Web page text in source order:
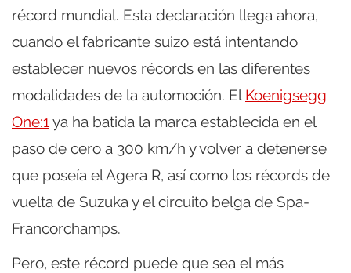
récord mundial. Esta declaración llega ahora,
cuando el fabricante suizo está intentando
establecer nuevos récords en las diferentes
modalidades de la automoción. El Koenigsegg
One:1ya ha batida la marca establecida en el
paso de cero a 300 km/h y volver a detenerse
que poseía el Agera R, así como los récords de
vuelta de Suzuka y el circuito belga de Spa-
Francorchamps.
Pero, este récord puede que sea el más